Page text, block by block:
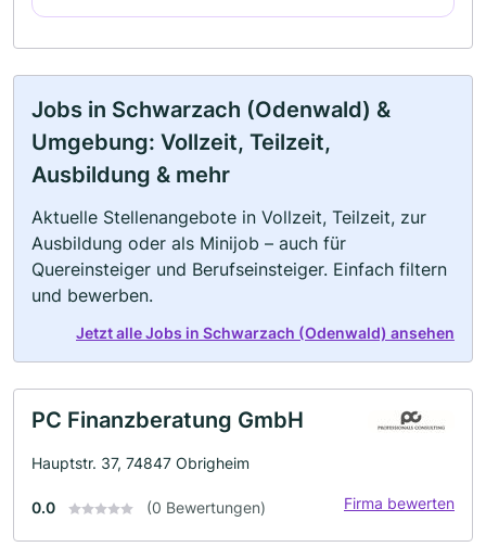
Jobs in Schwarzach (Odenwald) &
Umgebung: Vollzeit, Teilzeit,
Ausbildung & mehr
Aktuelle Stellenangebote in Vollzeit, Teilzeit, zur
Ausbildung oder als Minijob – auch für
Quereinsteiger und Berufseinsteiger. Einfach filtern
und bewerben.
Jetzt alle Jobs in Schwarzach (Odenwald) ansehen
PC Finanzberatung GmbH
Hauptstr. 37, 74847 Obrigheim
0.0 (0 Bewertungen) Firma bewerten